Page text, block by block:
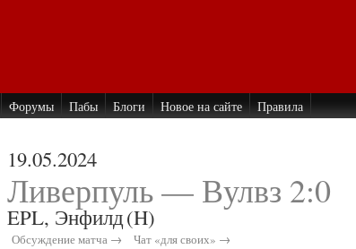
Форумы Пабы Блоги Новое на сайте Правила
19.05.2024
Ливерпуль — Вулвз 2:0
EPL, Энфилд(H)
Обсуждение матча → Чат «для своих» →